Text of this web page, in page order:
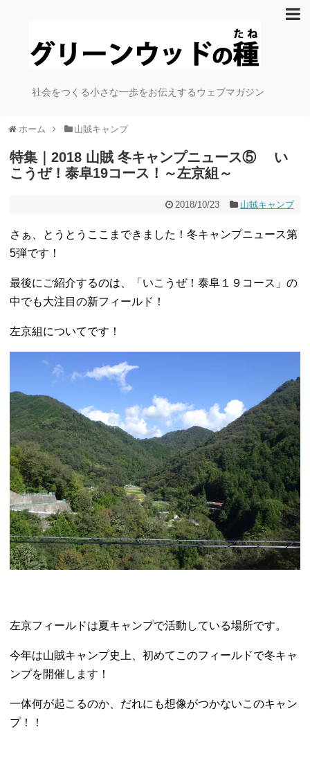
社会をつくる小さな一歩をお伝えするウェブマガジン
ホーム 山賊キャンプ
特集｜2018 山賊 冬キャンプニュース⑤ い
こうぜ！泰阜19コース！～左京組～
2018/10/23 山賊キャンプ
さぁ、とうとうここまできました！冬キャンプニュース第
5弾です！
最後にご紹介するのは、「いこうぜ！泰阜１９コース」の
中でも大注目の新フィールド！
左京組についてです！
左京フィールドは夏キャンプで活動している場所です。
今年は山賊キャンプ史上、初めてこのフィールドで冬キャ
ンプを開催します！
一体何が起こるのか、だれにも想像がつかないこのキャン
プ！！